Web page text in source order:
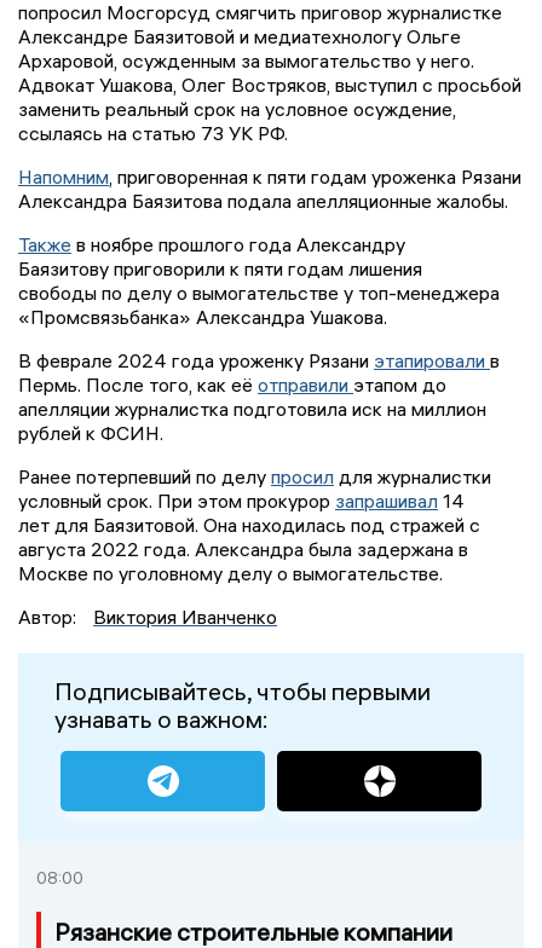
попросил Мосгорсуд смягчить приговор журналистке
Александре Баязитовой и медиатехнологу Ольге
Архаровой, осужденным за вымогательство у него.
Адвокат Ушакова, Олег Востряков, выступил с просьбой
заменить реальный срок на условное осуждение,
ссылаясь на статью 73 УК РФ.
Напомним, приговоренная к пяти годам уроженка Рязани
Александра Баязитова подала апелляционные жалобы.
Также в ноябре прошлого года Александру
Баязитову приговорили к пяти годам лишения
свободы по делу о вымогательстве у топ-менеджера
«Промсвязьбанка» Александра Ушакова.
В феврале 2024 года уроженку Рязани этапировали в
Пермь. После того, как её отправили этапом до
апелляции журналистка подготовила иск на миллион
рублей к ФСИН.
Ранее потерпевший по делу просил для журналистки
условный срок. При этом прокурор запрашивал 14
лет для Баязитовой. Она находилась под стражей с
августа 2022 года. Александра была задержана в
Москве по уголовному делу о вымогательстве.
Автор:
Виктория Иванченко
Подписывайтесь, чтобы первыми
узнавать о важном:
08:00
Рязанские строительные компании